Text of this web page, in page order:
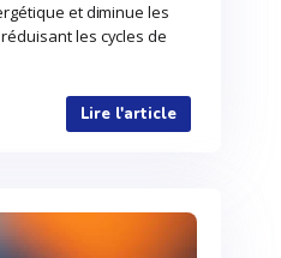
et diminue les
les cycles de
Lire l'article